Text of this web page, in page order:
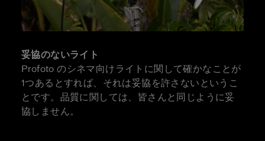
妥協のないライト
Profoto のシネマ向けライトに関して確かなことが
1つあるとすれば、それは妥協を許さないというこ
とです。品質に関しては、皆さんと同じように妥
協しません。